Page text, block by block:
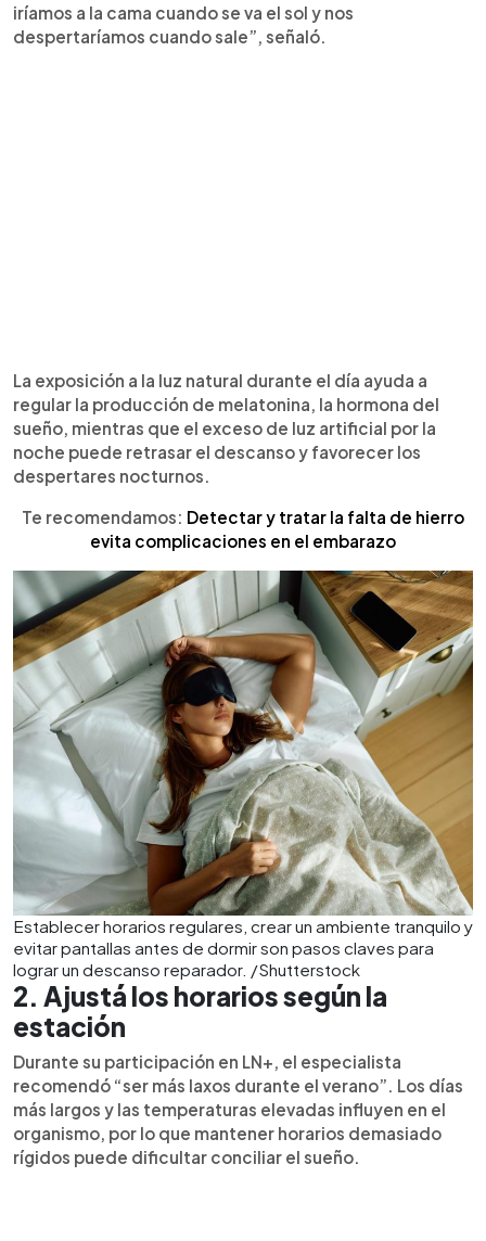
iríamos a la cama cuando se va el sol y nos
despertaríamos cuando sale”, señaló.
La exposición a la luz natural durante el día ayuda a
regular la producción de melatonina, la hormona del
sueño, mientras que el exceso de luz artificial por la
noche puede retrasar el descanso y favorecer los
despertares nocturnos.
Te recomendamos: Detectar y tratar la falta de hierro
evita complicaciones en el embarazo
Establecer horarios regulares, crear un ambiente tranquilo y
evitar pantallas antes de dormir son pasos claves para
lograr un descanso reparador. /Shutterstock
2. Ajustá los horarios según la
estación
Durante su participación en LN+, el especialista
recomendó “ser más laxos durante el verano”. Los días
más largos y las temperaturas elevadas influyen en el
organismo, por lo que mantener horarios demasiado
rígidos puede dificultar conciliar el sueño.